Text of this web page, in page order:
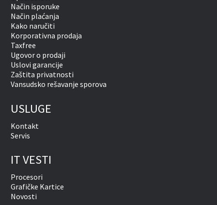
Način isporuke
Način plaćanja
Kako naručiti
Korporativna prodaja
Taxfree
Ugovor o prodaji
Uslovi garancije
Zaštita privatnosti
Vansudsko rešavanje sporova
USLUGE
Kontakt
Servis
IT VESTI
Procesori
Grafičke Kartice
Novosti